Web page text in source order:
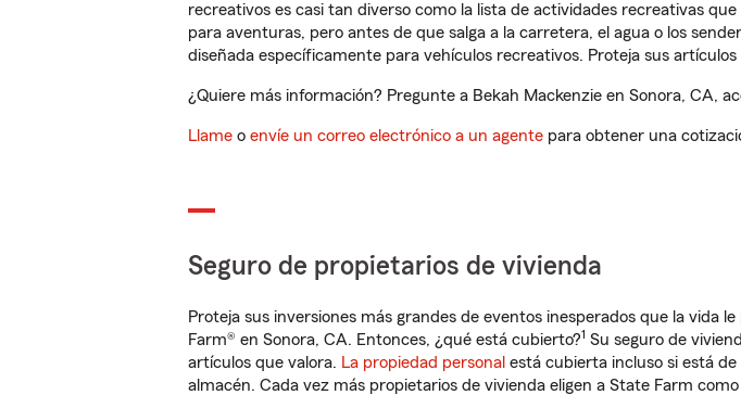
recreativos es casi tan diverso como la lista de actividades recreativas
para aventuras, pero antes de que salga a la carretera, el agua o los
diseñada específicamente para vehículos recreativos. Proteja sus
¿Quiere más información? Pregunte a Bekah Mackenzie en Sonora, CA,
Llame o envíe un correo electrónico a un agente para obtener una
Seguro de propietarios de vivienda
Proteja sus inversiones más grandes de eventos inesperados que la vida
Farm® en Sonora, CA. Entonces, ¿qué está cubierto?1 Su seguro de
artículos que valora. La propiedad personal está cubierta incluso si está
almacén. Cada vez más propietarios de vivienda eligen a State Farm